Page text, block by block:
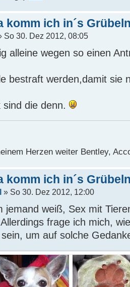
komm ich in´s
So 30. Dez 2012, 08:05
alleine wegen so einen
bestraft werden,damit sie
die denn.
Herzen weiter Bentley,
komm ich in´s
» So 30. Dez 2012, 12:00
jemand weiß, Sex mit
frage ich mich,
um auf solche